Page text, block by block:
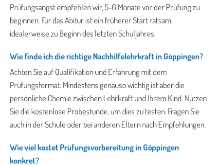
Prüfungsangst empfehlen wir, 5-6 Monate vor der Prüfung zu
beginnen. Für das Abitur ist ein früherer Start ratsam,
idealerweise zu Beginn des letzten Schuljahres.
Wie finde ich die richtige Nachhilfelehrkraft in Göppingen?
Achten Sie auf Qualifikation und Erfahrung mit dem
Prüfungsformat. Mindestens genauso wichtig ist aber die
persönliche Chemie zwischen Lehrkraft und Ihrem Kind. Nutzen
Sie die kostenlose Probestunde, um dies zu testen. Fragen Sie
auch in der Schule oder bei anderen Eltern nach Empfehlungen.
Wie viel kostet Prüfungsvorbereitung in Göppingen
konkret?